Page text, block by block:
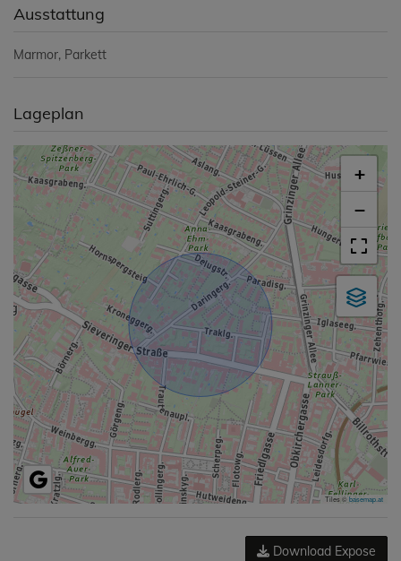
Ausstattung
Marmor Parkett
Lageplan
+
−
Tiles ©basemap.at
Download Expose